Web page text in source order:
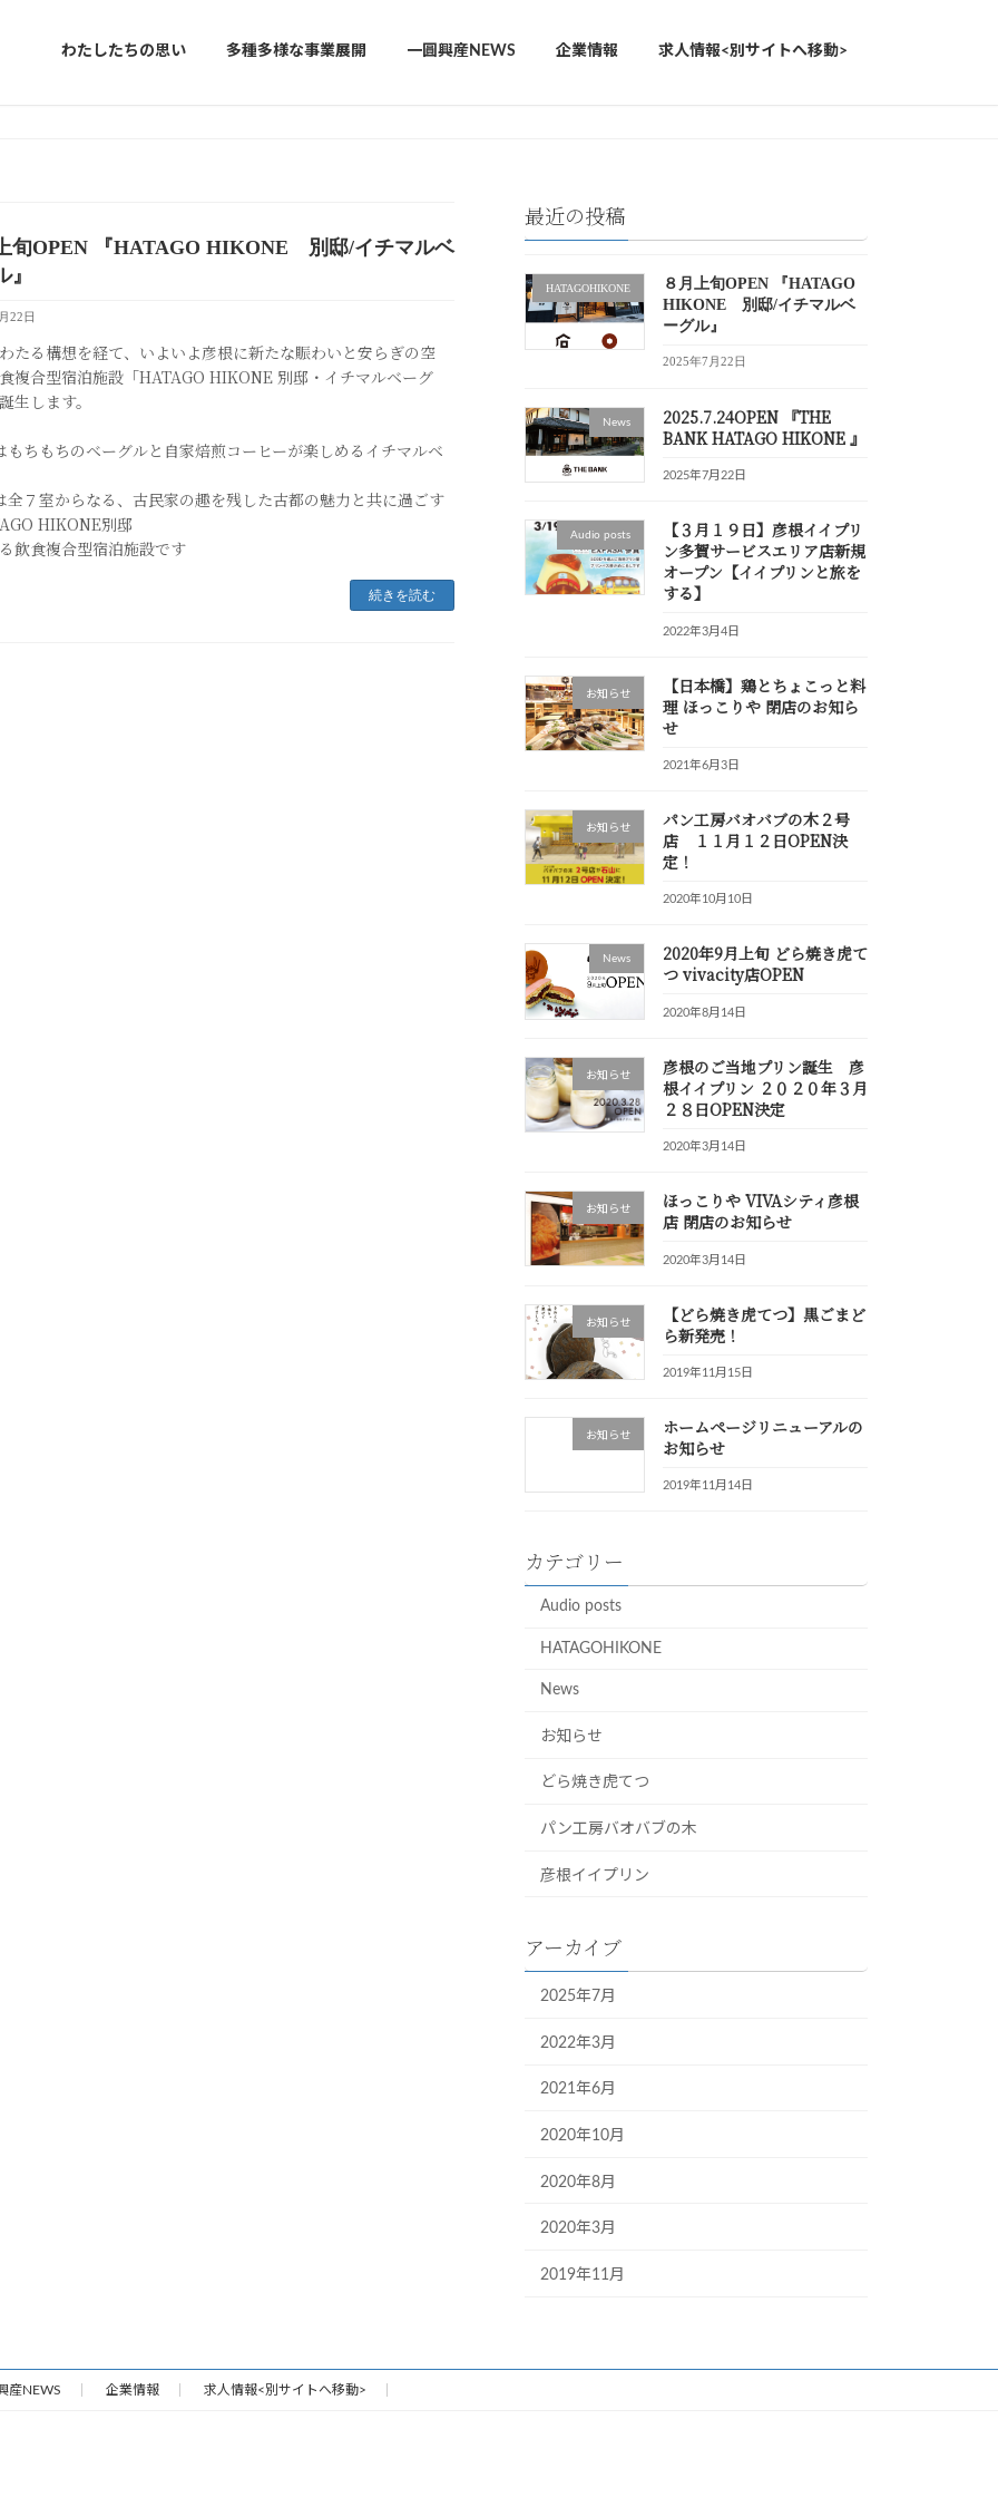
わたしたちの思い 多種多様な事業展開 一圓興産NEWS 企業情報 求人情報<別サイトへ移動>
旬OPEN 『HATAGO HIKONE 別邸/イチマルベ
』
22日
たる構想を経て、いよいよ彦根に新たな賑わいと安らぎの空
複合型宿泊施設「HATAGO HIKONE 別邸・イチマルベーグ
生します。
もちもちのベーグルと自家焙煎コーヒーが楽しめるイチマルベ
全７室からなる、古民家の趣を残した古都の魅力と共に過ごす
HIKONE別邸
飲食複合型宿泊施設です
続きを読む
最近の投稿
HATAGOHIKONE
８月上旬OPEN 『HATAGO
HIKONE 別邸/イチマルベ
ーグル』
2025年7月22日
News
2025.7.24OPEN 『THE
BANK HATAGO HIKONE 』
2025年7月22日
Audio posts
【３月１９日】彦根イイプリ
ン多賀サービスエリア店新規
オープン【イイプリンと旅を
する】
2022年3月4日
お知らせ
【日本橋】鶏とちょこっと料
理 ほっこりや 閉店のお知ら
せ
2021年6月3日
お知らせ
パン工房バオバブの木２号
店 １１月１２日OPEN決
定！
2020年10月10日
News
2020年9月上旬 どら焼き虎て
つ vivacity店OPEN
2020年8月14日
お知らせ
彦根のご当地プリン誕生 彦
根イイプリン ２０２０年３月
２８日OPEN決定
2020年3月14日
お知らせ
ほっこりや VIVAシティ彦根
店 閉店のお知らせ
2020年3月14日
お知らせ
【どら焼き虎てつ】黒ごまど
ら新発売！
2019年11月15日
お知らせ
ホームページリニューアルの
お知らせ
2019年11月14日
カテゴリー
Audio posts
HATAGOHIKONE
News
お知らせ
どら焼き虎てつ
パン工房バオバブの木
彦根イイプリン
アーカイブ
2025年7月
2022年3月
2021年6月
2020年10月
2020年8月
2020年3月
2019年11月
産NEWS 企業情報 求人情報<別サイトへ移動>